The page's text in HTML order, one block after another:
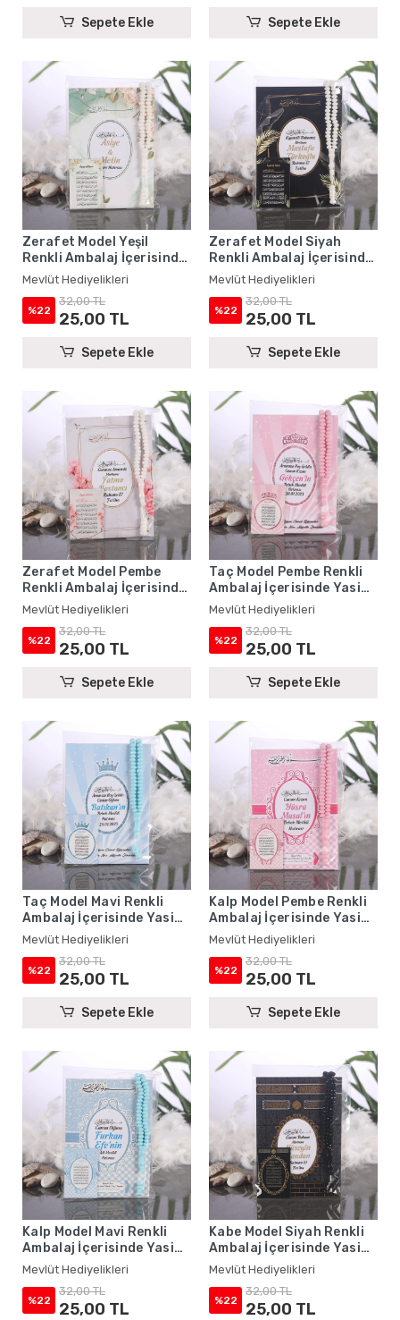
Sepete Ekle Sepete Ekle
Zerafet Model Yeşil
Renkli Ambalaj İçerisinde
Yasin Kitabı, Magnet ve
Tesbih - Mevlüt
Hediyelikleri
Mevlüt Hediyelikleri
%22
32,00 TL
25,00 TL
Sepete Ekle
Zerafet Model Siyah
Renkli Ambalaj İçerisinde
Yasin Kitabı, Magnet ve
Tesbih - Mevlüt
Hediyelikleri
Mevlüt Hediyelikleri
%22
32,00 TL
25,00 TL
Sepete Ekle
Zerafet Model Pembe
Renkli Ambalaj İçerisinde
Yasin Kitabı, Magnet ve
Tesbih - Mevlüt
Hediyelikleri
Mevlüt Hediyelikleri
%22
32,00 TL
25,00 TL
Sepete Ekle
Taç Model Pembe Renkli
Ambalaj İçerisinde Yasin
Kitabı, Magnet ve Tesbih -
Mevlüt Hediyelikleri
Mevlüt Hediyelikleri
%22
32,00 TL
25,00 TL
Sepete Ekle
Taç Model Mavi Renkli
Ambalaj İçerisinde Yasin
Kitabı, Magnet ve Tesbih -
Mevlüt Hediyelikleri
Mevlüt Hediyelikleri
%22
32,00 TL
25,00 TL
Sepete Ekle
Kalp Model Pembe Renkli
Ambalaj İçerisinde Yasin
Kitabı, Magnet ve Tesbih -
Mevlüt Hediyelikleri
Mevlüt Hediyelikleri
%22
32,00 TL
25,00 TL
Sepete Ekle
Kalp Model Mavi Renkli
Ambalaj İçerisinde Yasin
Kitabı, Magnet ve Tesbih -
Mevlüt Hediyelikleri
Mevlüt Hediyelikleri
%22
32,00 TL
25,00 TL
Kabe Model Siyah Renkli
Ambalaj İçerisinde Yasin
Kitabı, Magnet ve Tesbih -
Mevlüt Hediyelikleri
Mevlüt Hediyelikleri
%22
32,00 TL
25,00 TL